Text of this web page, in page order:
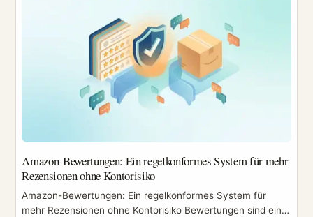
Amazon-Bewertungen: Ein regelkonformes System für mehr
Rezensionen ohne Kontorisiko
Amazon-Bewertungen: Ein regelkonformes System für
mehr Rezensionen ohne Kontorisiko Bewertungen sind einer